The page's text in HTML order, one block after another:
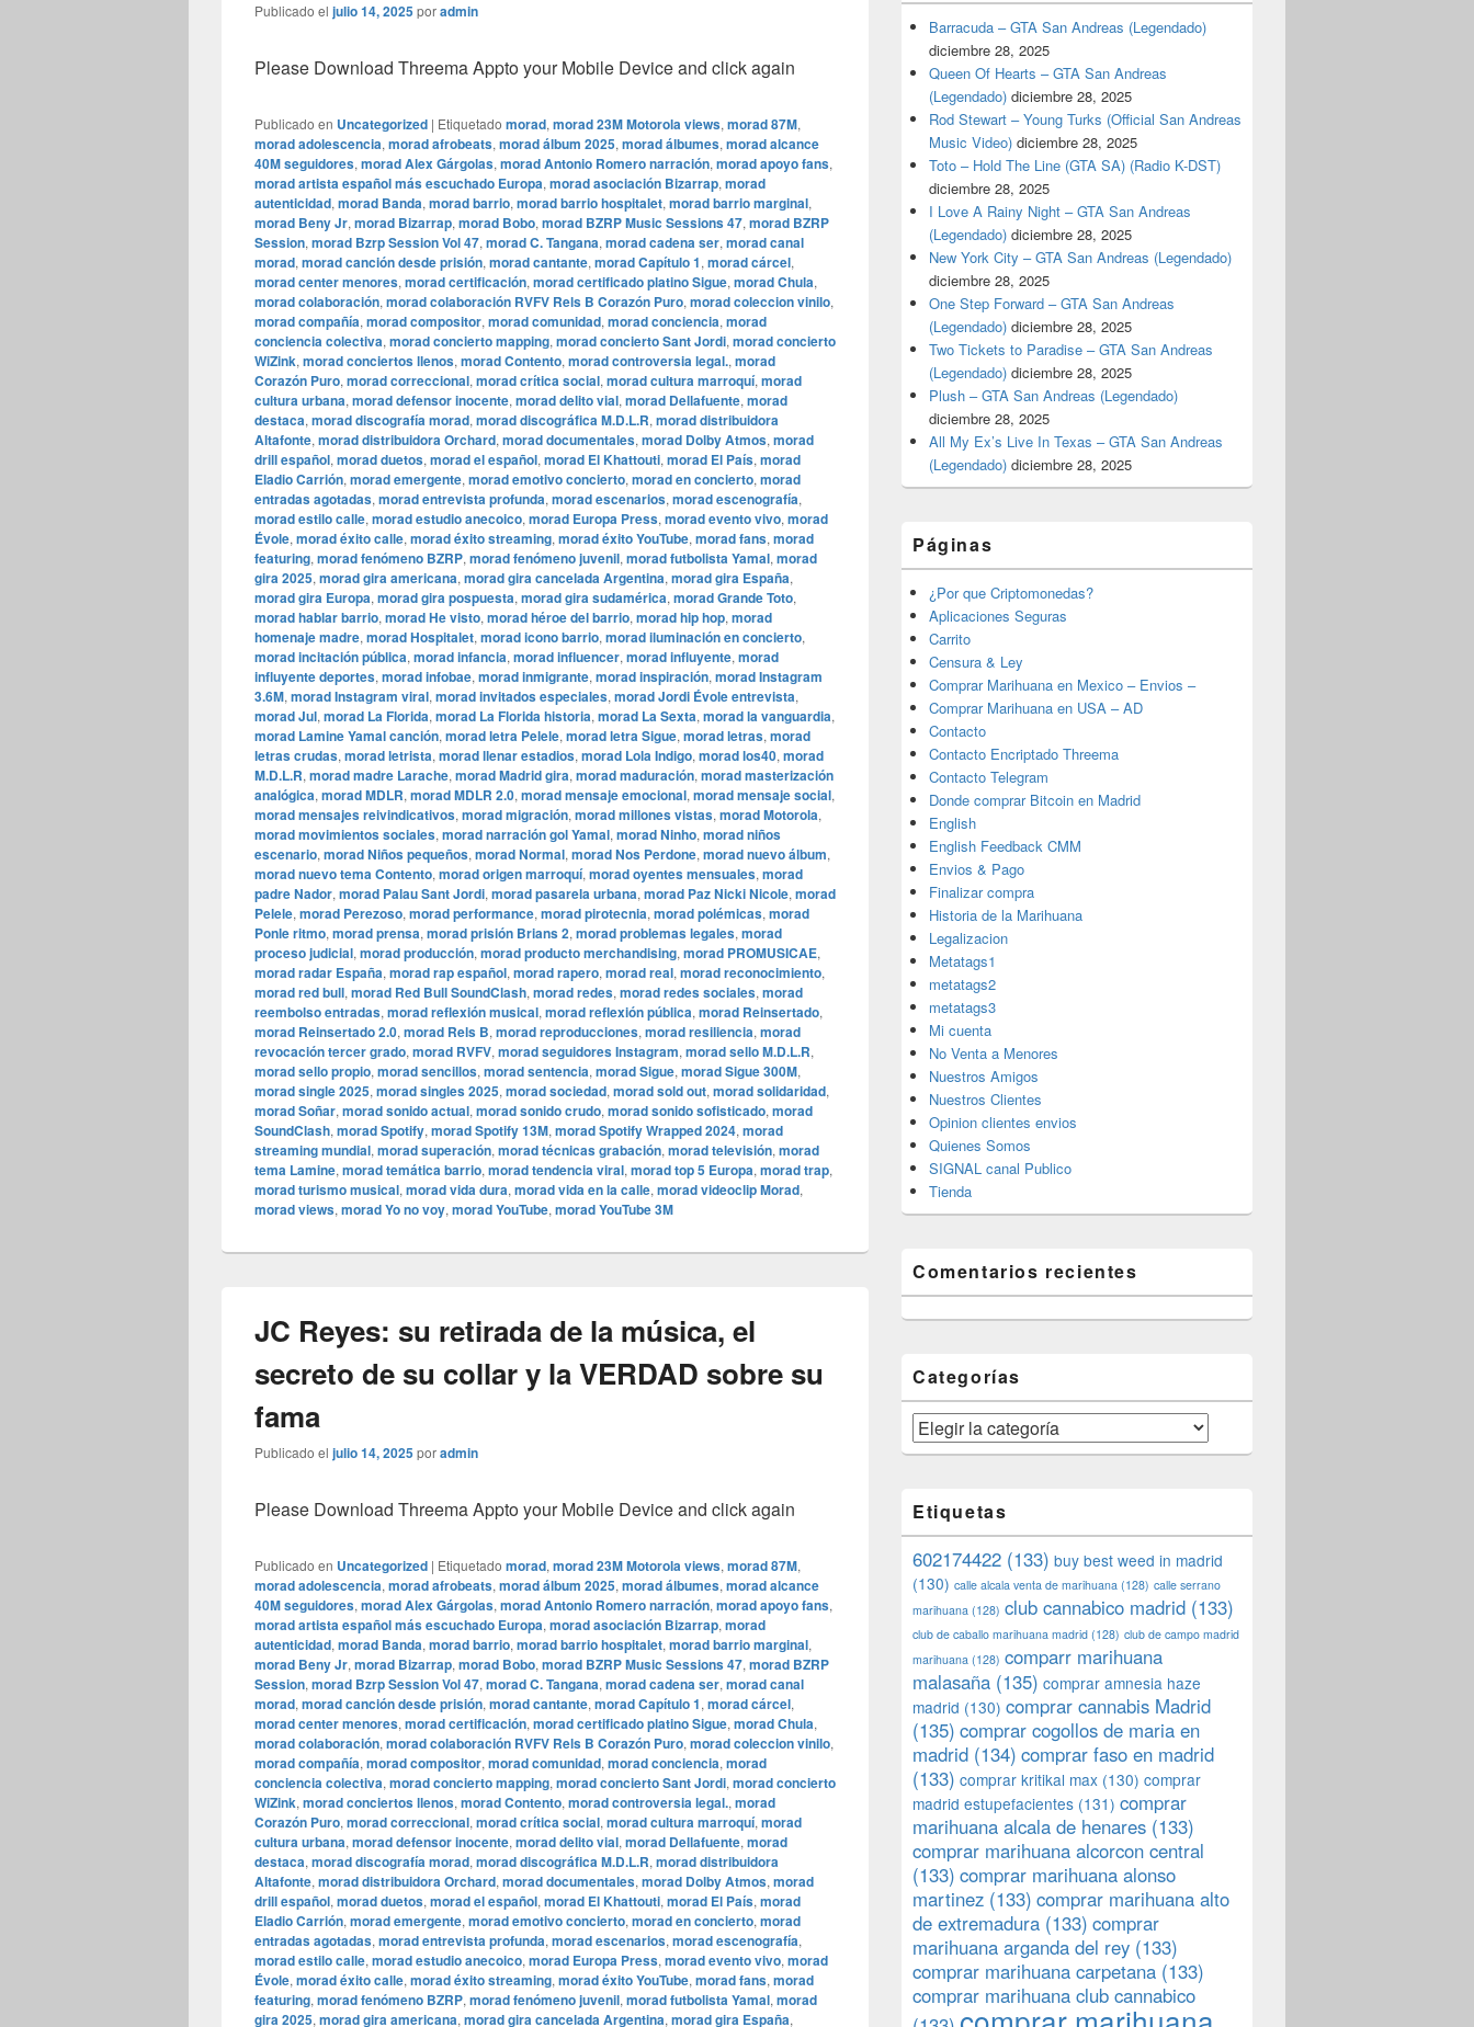
Publicado el julio 14, 2025poradmin
Please Download Threema Appto your Mobile Device and click again
Publicado en Uncategorized | Etiquetado morad, morad 23M Motorola views, morad 87M,
morad adolescencia, morad afrobeats, morad álbum 2025, morad álbumes, morad alcance
40M seguidores, morad Alex Gárgolas, morad Antonio Romero narración, morad apoyo fans,
morad artista español más escuchado Europa, morad asociación Bizarrap, morad
autenticidad, morad Banda, morad barrio, morad barrio hospitalet, morad barrio marginal,
morad Beny Jr, morad Bizarrap, morad Bobo, morad BZRP Music Sessions 47, morad BZRP
Session, morad Bzrp Session Vol 47, morad C. Tangana, morad cadena ser, morad canal
morad, morad canción desde prisión, morad cantante, morad Capítulo 1, morad cárcel,
morad center menores, morad certificación, morad certificado platino Sigue, morad Chula,
morad colaboración, morad colaboración RVFV Rels B Corazón Puro, morad coleccion vinilo,
morad compañía, morad compositor, morad comunidad, morad conciencia, morad
conciencia colectiva, morad concierto mapping, morad concierto Sant Jordi, morad concierto
WiZink, morad conciertos llenos, morad Contento, morad controversia legal., morad
Corazón Puro, morad correccional, morad crítica social, morad cultura marroquí, morad
cultura urbana, morad defensor inocente, morad delito vial, morad Dellafuente, morad
destaca, morad discografía morad, morad discográfica M.D.L.R, morad distribuidora
Altafonte, morad distribuidora Orchard, morad documentales, morad Dolby Atmos, morad
drill español, morad duetos, morad el español, morad El Khattouti, morad El País, morad
Eladio Carrión, morad emergente, morad emotivo concierto, morad en concierto, morad
entradas agotadas, morad entrevista profunda, morad escenarios, morad escenografía,
morad estilo calle, morad estudio anecoico, morad Europa Press, morad evento vivo, morad
Évole, morad éxito calle, morad éxito streaming, morad éxito YouTube, morad fans, morad
featuring, morad fenómeno BZRP, morad fenómeno juvenil, morad futbolista Yamal, morad
gira 2025, morad gira americana, morad gira cancelada Argentina, morad gira España,
morad gira Europa, morad gira pospuesta, morad gira sudamérica, morad Grande Toto,
morad hablar barrio, morad He visto, morad héroe del barrio, morad hip hop, morad
homenaje madre, morad Hospitalet, morad icono barrio, morad iluminación en concierto,
morad incitación pública, morad infancia, morad influencer, morad influyente, morad
influyente deportes, morad infobae, morad inmigrante, morad inspiración, morad Instagram
3.6M, morad Instagram viral, morad invitados especiales, morad Jordi Évole entrevista,
morad Jul, morad La Florida, morad La Florida historia, morad La Sexta, morad la vanguardia,
morad Lamine Yamal canción, morad letra Pelele, morad letra Sigue, morad letras, morad
letras crudas, morad letrista, morad llenar estadios, morad Lola Indigo, morad los40, morad
M.D.L.R, morad madre Larache, morad Madrid gira, morad maduración, morad masterización
analógica, morad MDLR, morad MDLR 2.0, morad mensaje emocional, morad mensaje social,
morad mensajes reivindicativos, morad migración, morad millones vistas, morad Motorola,
morad movimientos sociales, morad narración gol Yamal, morad Ninho, morad niños
escenario, morad Niños pequeños, morad Normal, morad Nos Perdone, morad nuevo álbum,
morad nuevo tema Contento, morad origen marroquí, morad oyentes mensuales, morad
padre Nador, morad Palau Sant Jordi, morad pasarela urbana, morad Paz Nicki Nicole, morad
Pelele, morad Perezoso, morad performance, morad pirotecnia, morad polémicas, morad
Ponle ritmo, morad prensa, morad prisión Brians 2, morad problemas legales, morad
proceso judicial, morad producción, morad producto merchandising, morad PROMUSICAE,
morad radar España, morad rap español, morad rapero, morad real, morad reconocimiento,
morad red bull, morad Red Bull SoundClash, morad redes, morad redes sociales, morad
reembolso entradas, morad reflexión musical, morad reflexión pública, morad Reinsertado,
morad Reinsertado 2.0, morad Rels B, morad reproducciones, morad resiliencia, morad
revocación tercer grado, morad RVFV, morad seguidores Instagram, morad sello M.D.L.R,
morad sello propio, morad sencillos, morad sentencia, morad Sigue, morad Sigue 300M,
morad single 2025, morad singles 2025, morad sociedad, morad sold out, morad solidaridad,
morad Soñar, morad sonido actual, morad sonido crudo, morad sonido sofisticado, morad
SoundClash, morad Spotify, morad Spotify 13M, morad Spotify Wrapped 2024, morad
streaming mundial, morad superación, morad técnicas grabación, morad televisión, morad
tema Lamine, morad temática barrio, morad tendencia viral, morad top 5 Europa, morad trap,
morad turismo musical, morad vida dura, morad vida en la calle, morad videocli‏p Morad,
morad views, morad Yo no voy, morad YouTube, morad YouTube 3M
JC Reyes: su retirada de la música, el
secreto de su collar y la VERDAD sobre su
fama
Publicado el julio 14, 2025poradmin
Please Download Threema Appto your Mobile Device and click again
Publicado en Uncategorized | Etiquetado morad, morad 23M Motorola views, morad 87M,
morad adolescencia, morad afrobeats, morad álbum 2025, morad álbumes, morad alcance
40M seguidores, morad Alex Gárgolas, morad Antonio Romero narración, morad apoyo fans,
morad artista español más escuchado Europa, morad asociación Bizarrap, morad
autenticidad, morad Banda, morad barrio, morad barrio hospitalet, morad barrio marginal,
morad Beny Jr, morad Bizarrap, morad Bobo, morad BZRP Music Sessions 47, morad BZRP
Session, morad Bzrp Session Vol 47, morad C. Tangana, morad cadena ser, morad canal
morad, morad canción desde prisión, morad cantante, morad Capítulo 1, morad cárcel,
morad center menores, morad certificación, morad certificado platino Sigue, morad Chula,
morad colaboración, morad colaboración RVFV Rels B Corazón Puro, morad coleccion vinilo,
morad compañía, morad compositor, morad comunidad, morad conciencia, morad
conciencia colectiva, morad concierto mapping, morad concierto Sant Jordi, morad concierto
WiZink, morad conciertos llenos, morad Contento, morad controversia legal., morad
Corazón Puro, morad correccional, morad crítica social, morad cultura marroquí, morad
cultura urbana, morad defensor inocente, morad delito vial, morad Dellafuente, morad
destaca, morad discografía morad, morad discográfica M.D.L.R, morad distribuidora
Altafonte, morad distribuidora Orchard, morad documentales, morad Dolby Atmos, morad
drill español, morad duetos, morad el español, morad El Khattouti, morad El País, morad
Eladio Carrión, morad emergente, morad emotivo concierto, morad en concierto, morad
entradas agotadas, morad entrevista profunda, morad escenarios, morad escenografía,
morad estilo calle, morad estudio anecoico, morad Europa Press, morad evento vivo, morad
Évole, morad éxito calle, morad éxito streaming, morad éxito YouTube, morad fans, morad
featuring, morad fenómeno BZRP, morad fenómeno juvenil, morad futbolista Yamal, morad
gira 2025, morad gira americana, morad gira cancelada Argentina, morad gira España,
Barracuda – GTA San Andreas (Legendado)
diciembre 28, 2025
Queen Of Hearts – GTA San Andreas
(Legendado) diciembre 28, 2025
Rod Stewart – Young Turks (Official San Andreas
Music Video) diciembre 28, 2025
Toto – Hold The Line (GTA SA) (Radio K-DST)
diciembre 28, 2025
I Love A Rainy Night – GTA San Andreas
(Legendado) diciembre 28, 2025
New York City – GTA San Andreas (Legendado)
diciembre 28, 2025
One Step Forward – GTA San Andreas
(Legendado) diciembre 28, 2025
Two Tickets to Paradise – GTA San Andreas
(Legendado) diciembre 28, 2025
Plush – GTA San Andreas (Legendado)
diciembre 28, 2025
All My Ex’s Live In Texas – GTA San Andreas
(Legendado) diciembre 28, 2025
Páginas
¿Por que Criptomonedas?
Aplicaciones Seguras
Carrito
Censura & Ley
Comprar Marihuana en Mexico – Envios –
Comprar Marihuana en USA – AD
Contacto
Contacto Encriptado Threema
Contacto Telegram
Donde comprar Bitcoin en Madrid
English
English Feedback CMM
Envios & Pago
Finalizar compra
Historia de la Marihuana
Legalizacion
Metatags1
metatags2
metatags3
Mi cuenta
No Venta a Menores
Nuestros Amigos
Nuestros Clientes
Opinion clientes envios
Quienes Somos
SIGNAL canal Publico
Tienda
Comentarios recientes
Categorías
Categorías
Etiquetas
602174422 (133) buy best weed in madrid
(130) calle alcala venta de marihuana (128) calle serrano
marihuana (128) club cannabico madrid (133)
club de caballo marihuana madrid (128) club de campo madrid
marihuana (128) comparr marihuana
malasaña (135) comprar amnesia haze
madrid (130) comprar cannabis Madrid
(135) comprar cogollos de maria en
madrid (134) comprar faso en madrid
(133) comprar kritikal max (130) comprar
madrid estupefacientes (131) comprar
marihuana alcala de henares (133)
comprar marihuana alcorcon central
(133) comprar marihuana alonso
martinez (133) comprar marihuana alto
de extremadura (133) comprar
marihuana arganda del rey (133)
comprar marihuana carpetana (133)
comprar marihuana club cannabico